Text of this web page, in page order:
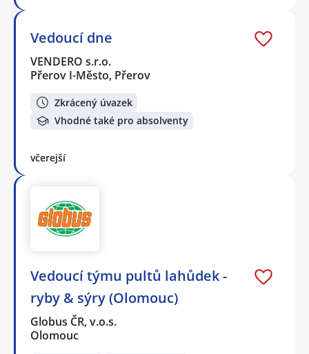
Vedoucí dne
VENDERO s.r.o.
Přerov I-Město, Přerov
Zkrácený úvazek
Vhodné také pro absolventy
včerejší
Vedoucí týmu pultů lahůdek -
ryby & sýry (Olomouc)
Globus ČR, v.o.s.
Olomouc